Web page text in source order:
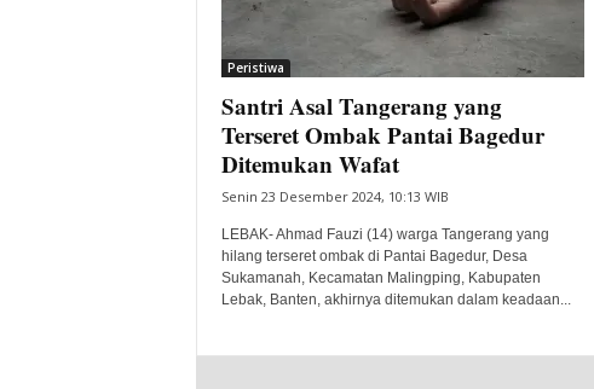
Peristiwa
Santri Asal Tangerang yang
Terseret Ombak Pantai Bagedur
Ditemukan Wafat
Senin 23 Desember 2024, 10:13 WIB
LEBAK- Ahmad Fauzi (14) warga Tangerang yang
hilang terseret ombak di Pantai Bagedur, Desa
Sukamanah, Kecamatan Malingping, Kabupaten
Lebak, Banten, akhirnya ditemukan dalam keadaan...